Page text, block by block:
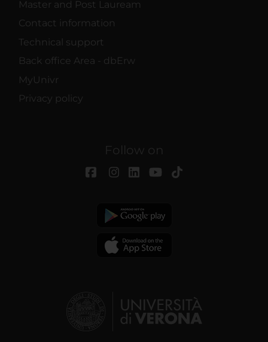
Master and Post Lauream
Contact information
Technical support
Back office Area - dbErw
MyUnivr
Privacy policy
Follow on